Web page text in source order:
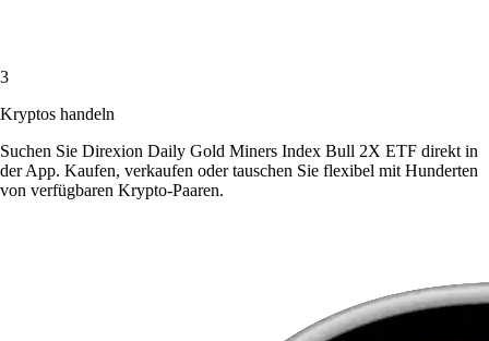
3
Kryptos handeln
Suchen Sie Direxion Daily Gold Miners Index Bull 2X ETF direkt in
der App. Kaufen, verkaufen oder tauschen Sie flexibel mit Hunderten
von verfügbaren Krypto-Paaren.